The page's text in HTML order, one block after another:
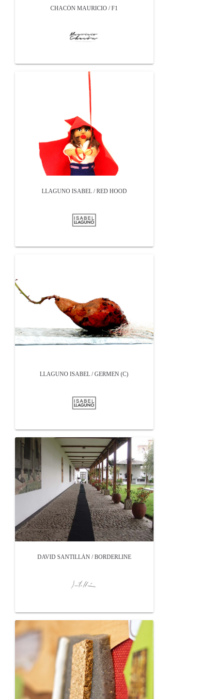
CHACÓN MAURICIO / F1
LLAGUNO ISABEL / RED HOOD
LLAGUNO ISABEL / GERMEN (C)
DAVID SANTILLÁN / BORDERLINE